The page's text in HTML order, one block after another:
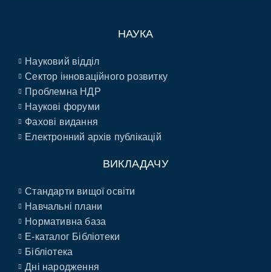
НАУКА
Науковий відділ
Сектор інноваційного розвитку
Проблемна НДР
Наукові форуми
Фахові видання
Електронний архів публікацій
ВИКЛАДАЧУ
Стандарти вищої освіти
Навчальні плани
Нормативна база
E-каталог Бібліотеки
Бібліотека
Дні народження